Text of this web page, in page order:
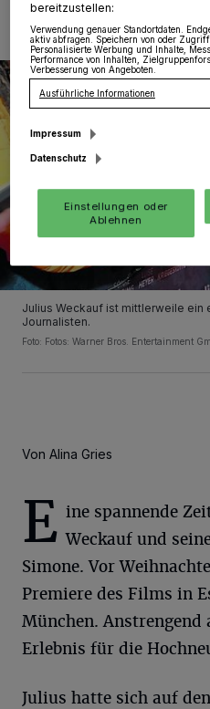
Julius Weckauf ist mittlerweile ein
Journalisten.
Foto: Fotos: Warner Bros. Entertainment
Von Alina Gries
E ine spannende
Weckauf und
Simone. Vor
Premiere des Films in
München. Anstrengend
Erlebnis für die
Julius hatte sich auf
bereitzustellen:
Verwendung genauer Standortdaten.
aktiv abfragen. Speichern von oder
Personalisierte Werbung und Inhalte,
Performance von Inhalten,
Verbesserung von Angeboten.
Ausführliche Informationen
Impressum
Datenschutz
Einstellungen oder
Ablehnen